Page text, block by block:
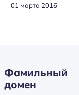
01 марта 2016
Фамильный
домен
Н
а